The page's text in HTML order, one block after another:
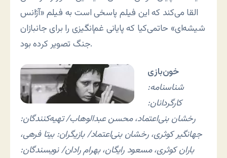
القا می‌کند که این فیلم پاسخی است به فیلم «آژانس
شیشه‌ای» حاتمی‌کیا که پایانی غم‌انگیزی را برای جانبازان
جنگ تصویر کرده بود.
خون‌بازی
شناسنامه:
کارگردانان:
رخشان بنی‌اعتماد، محسن عبدالوهاب/ تهیه‌کنندگان:
جهانگیر کوثری، رخشان بنی‌اعتماد/ بازیگران: بیتا فرهی،
باران کوثری، مسعود رایگان، بهرام رادان/ نویسندگان: